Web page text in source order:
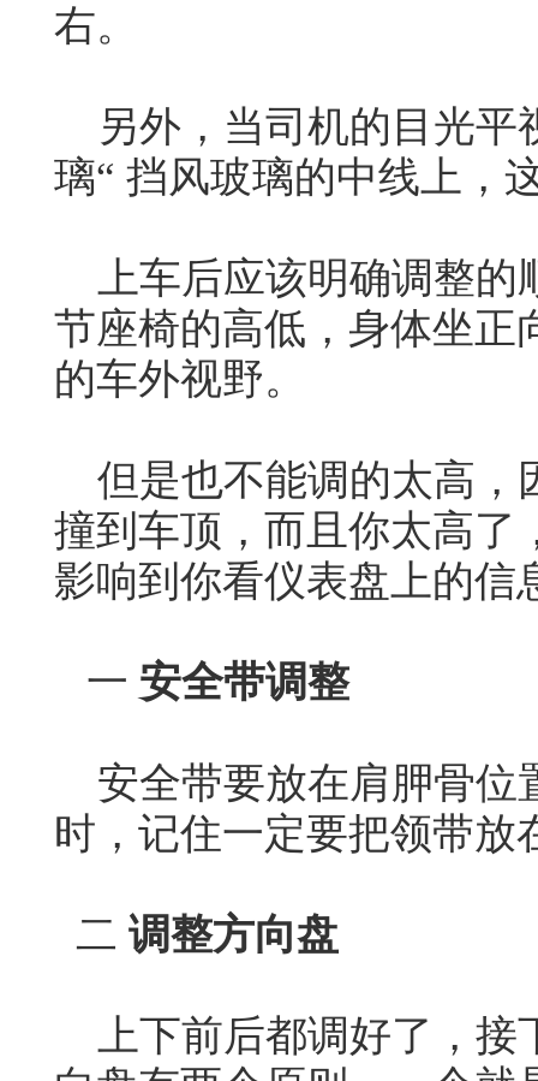
右。
另外，当司机的目光平
璃“ 挡风玻璃的中线上，
上车后应该明确调整的
节座椅的高低，身体坐正
的车外视野。
但是也不能调的太高，
撞到车顶，而且你太高了
影响到你看仪表盘上的信
一 安全带调整
安全带要放在肩胛骨位
时，记住一定要把领带放
二 调整方向盘
上下前后都调好了，接